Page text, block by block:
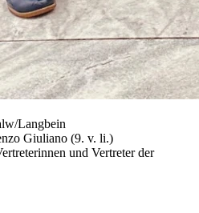
Langbein
Giuliano (9. v. li.)
und Vertreter der